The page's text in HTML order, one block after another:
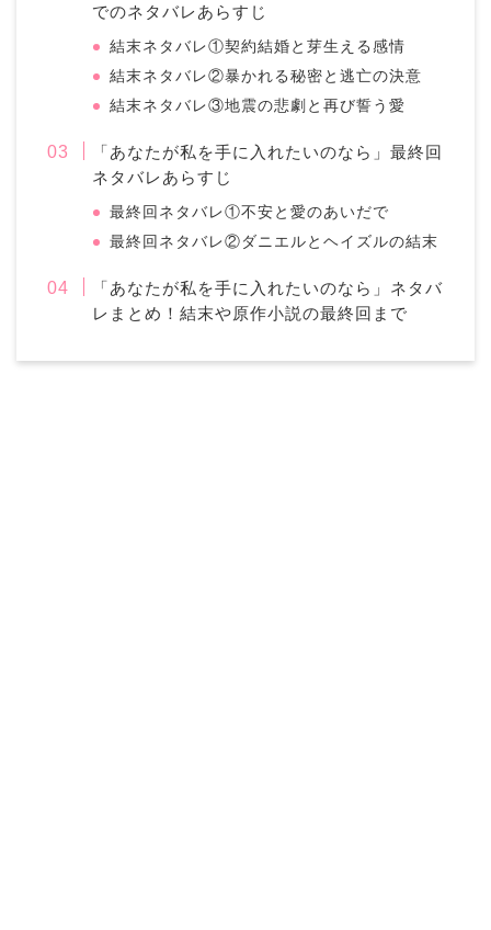
でのネタバレあらすじ
結末ネタバレ①契約結婚と芽生える感情
結末ネタバレ②暴かれる秘密と逃亡の決意
結末ネタバレ③地震の悲劇と再び誓う愛
「あなたが私を手に入れたいのなら」最終回
ネタバレあらすじ
最終回ネタバレ①不安と愛のあいだで
最終回ネタバレ②ダニエルとヘイズルの結末
「あなたが私を手に入れたいのなら」ネタバ
レまとめ！結末や原作小説の最終回まで